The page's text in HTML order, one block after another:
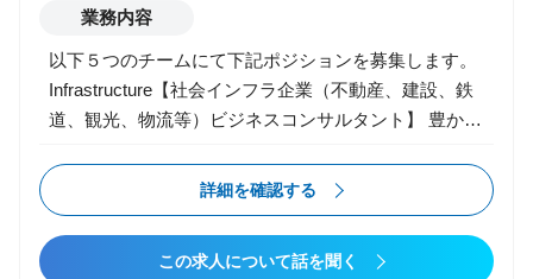
業務内容
以下５つのチームにて下記ポジションを募集します。
Infrastructure【社会インフラ企業（不動産、建設、鉄
道、観光、物流等）ビジネスコンサルタント】 豊かな
開発から建設、余暇を充実させる観光・レジャー、そ
れらを繋げる旅客や物流に関わる企業をクライアント
にしたビジネスコンサルタント： ・人々の暮らし方、
働き方、遊び方のメガトレンドを踏まえ、それらを支
詳細を確認する
この求人について話を聞く
詳細条件
転職タイプ
第二新卒可
エンジニアからコンサル
未経験からコンサル